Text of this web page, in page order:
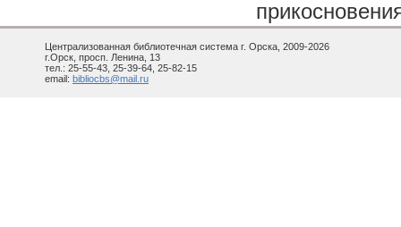
Централизованная библиотечная система г. Орска, 2009-2026
г.Орск, просп. Ленина, 13
тел.: 25-55-43, 25-39-64, 25-82-15
email: bibliocbs@mail.ru